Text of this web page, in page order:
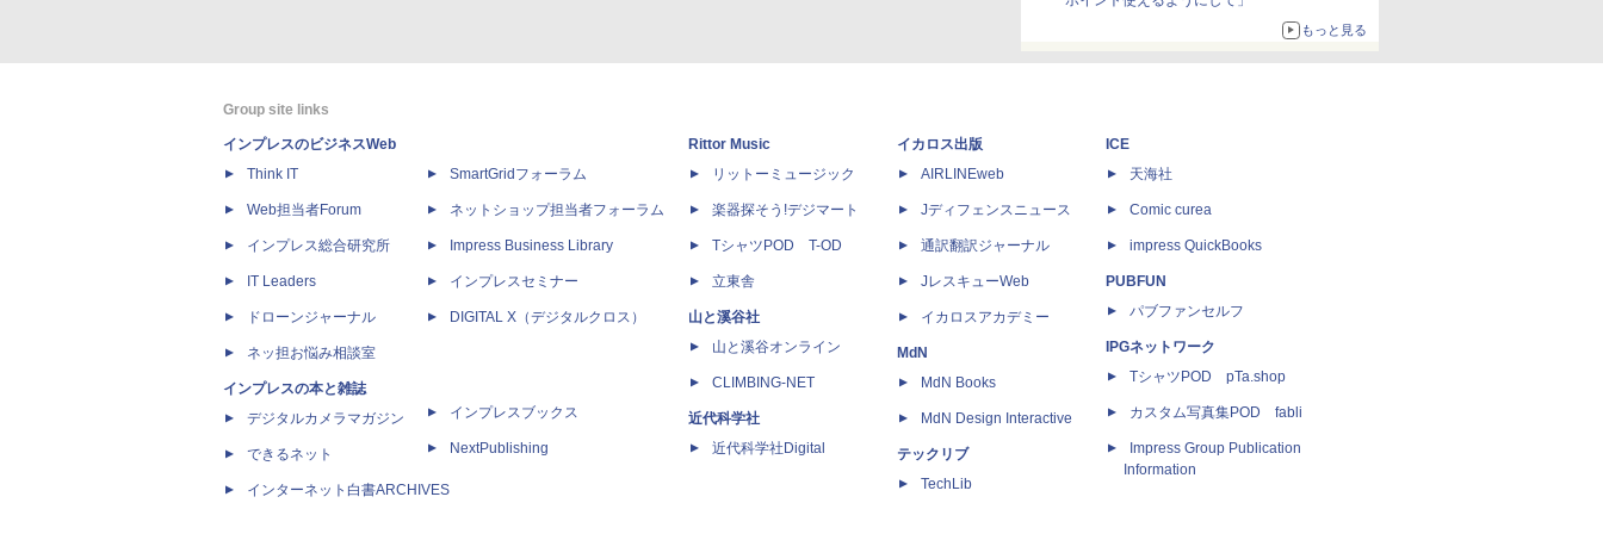
もっと見る
Group site links
インプレスのビジネスWeb
Think IT
Web担当者Forum
インプレス総合研究所
IT Leaders
ドローンジャーナル
ネッ担お悩み相談室
インプレスの本と雑誌
デジタルカメラマガジン
できるネット
インターネット白書ARCHIVES
SmartGridフォーラム
ネットショップ担当者フォーラム
Impress Business Library
インプレスセミナー
DIGITAL X（デジタルクロス）
インプレスブックス
NextPublishing
Rittor Music
リットーミュージック
楽器探そう!デジマート
TシャツPOD T-OD
立東舎
山と溪谷社
山と溪谷オンライン
CLIMBING-NET
近代科学社
近代科学社Digital
イカロス出版
AIRLINEweb
Jディフェンスニュース
通訳翻訳ジャーナル
JレスキューWeb
イカロスアカデミー
MdN
MdN Books
MdN Design Interactive
テックリブ
TechLib
ICE
天海社
Comic curea
impress QuickBooks
PUBFUN
パブファンセルフ
IPGネットワーク
TシャツPOD pTa.shop
カスタム写真集POD fabli
Impress Group Publication
Information